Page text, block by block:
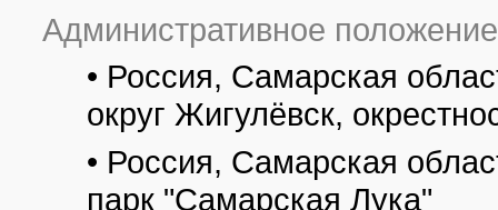
Административное
• Россия, Самарская
округ Жигулёвск,
• Россия, Самарская
парк "Самарская Лука"